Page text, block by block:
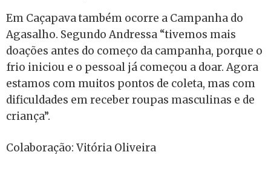
Em Caçapava também ocorre a Campanha do
Agasalho. Segundo Andressa “tivemos mais
doações antes do começo da campanha, porque o
frio iniciou e o pessoal já começou a doar. Agora
estamos com muitos pontos de coleta, mas com
dificuldades em receber roupas masculinas e de
criança”.
Colaboração: Vitória Oliveira